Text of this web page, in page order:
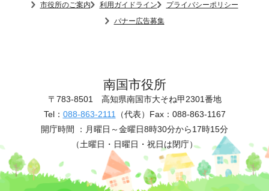
市役所のご案内 利用ガイドライン
プライバシーポリシー
バナー広告募集
南国市役所
〒783-8501 高知県南国市大そね甲2301番地
Tel： 088-863-2111 （代表） Fax：088-863-1167
開庁時間 ： 月曜日～金曜日8時30分から17時15分
（土曜日・日曜日・祝日は閉庁）